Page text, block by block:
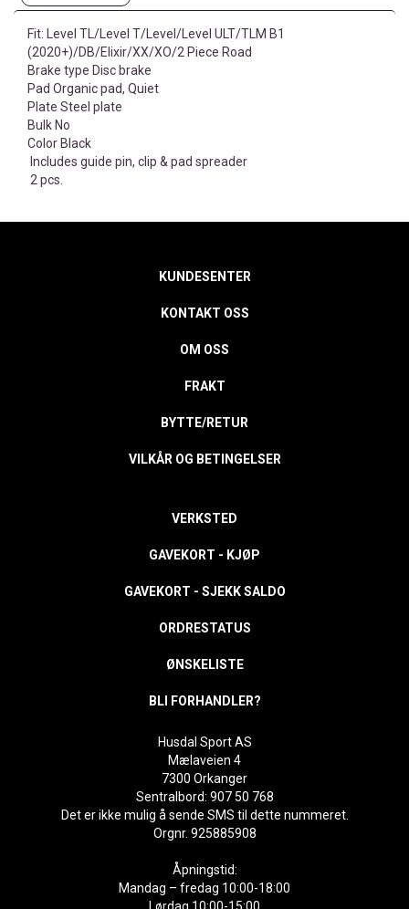
Fit: Level TL/Level T/Level/Level ULT/TLM B1
(2020+)/DB/Elixir/XX/XO/2 Piece Road
Brake type Disc brake
Pad Organic pad, Quiet
Plate Steel plate
Bulk No
Color Black
 Includes guide pin, clip & pad spreader
 2 pcs.
KUNDESENTER
KONTAKT OSS
OM OSS
FRAKT
BYTTE/RETUR
VILKÅR OG BETINGELSER
VERKSTED
GAVEKORT - KJØP
GAVEKORT - SJEKK SALDO
ORDRESTATUS
ØNSKELISTE
BLI FORHANDLER?
Husdal Sport AS
Mælaveien 4
7300 Orkanger
Sentralbord: 907 50 768
Det er ikke mulig å sende SMS til dette nummeret.
Orgnr. 925885908
Åpningstid:
Mandag – fredag 10:00-18:00